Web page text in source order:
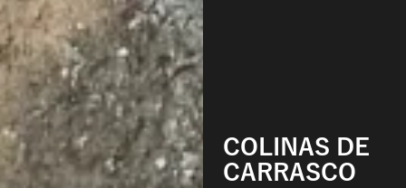
COLINAS DE
CARRASCO